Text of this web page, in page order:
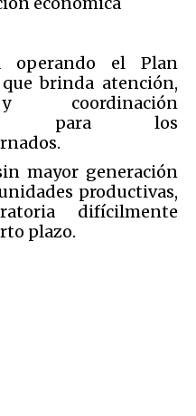
operando el Plan
brinda atención,
coordinación
para los
mayor generación
productivas,
difícilmente
plazo.